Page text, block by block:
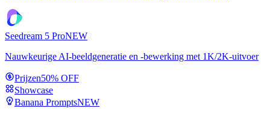
Seedream 5 ProNEW
Nauwkeurige AI-beeldgeneratie en -bewerking met 1K/2K-uitvoer
Prijzen50% OFF
Showcase
Banana PromptsNEW